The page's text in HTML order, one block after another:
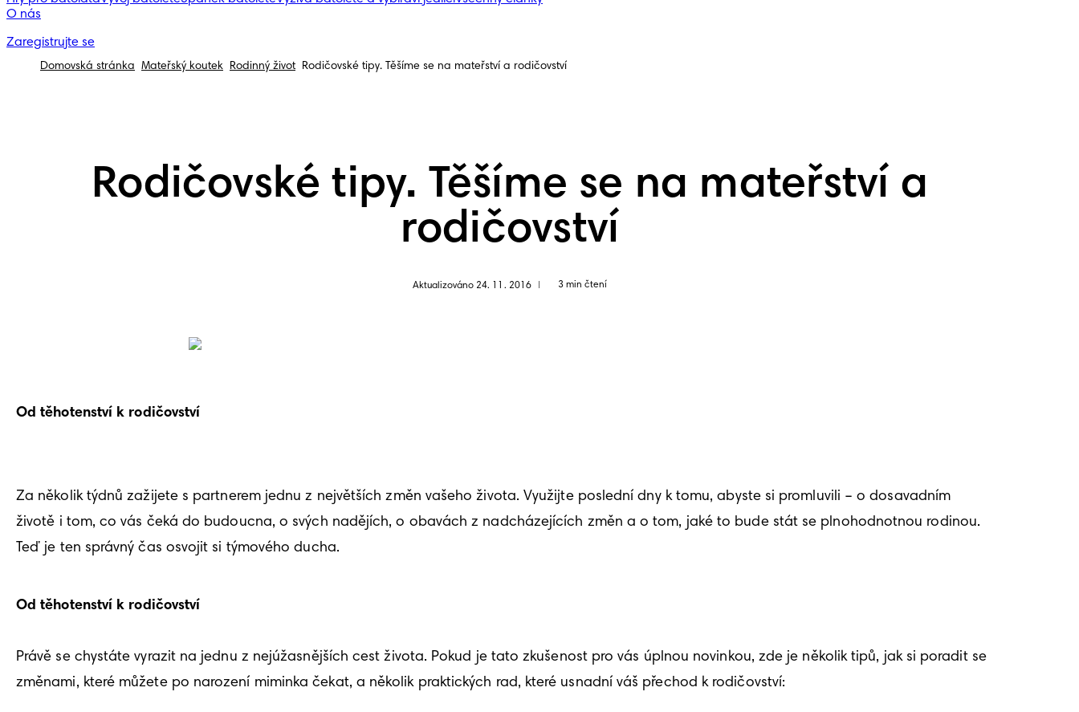
O nás
Zaregistrujte se
Domovská stránka Mateřský koutek Rodinný život Rodičovské tipy. Těšíme se na mateřství a rodičovství
Rodičovské tipy. Těšíme se na mateřství a
rodičovství
Aktualizováno 24. 11. 2016 3 min čtení
Od těhotenství k rodičovství
Za několik týdnů zažijete s partnerem jednu z největších změn vašeho života. Využijte poslední dny k tomu, abyste si promluvili – o dosavadním
životě i tom, co vás čeká do budoucna, o svých nadějích, o obavách z nadcházejících změn a o tom, jaké to bude stát se plnohodnotnou rodinou.
Od těhotenství k rodičovství
Právě se chystáte vyrazit na jednu z nejúžasnějších cest života. Pokud je tato zkušenost pro vás úplnou novinkou, zde je několik tipů, jak si poradit se
změnami, které můžete po narození miminka čekat, a několik praktických rad, které usnadní váš přechod k rodičovství: